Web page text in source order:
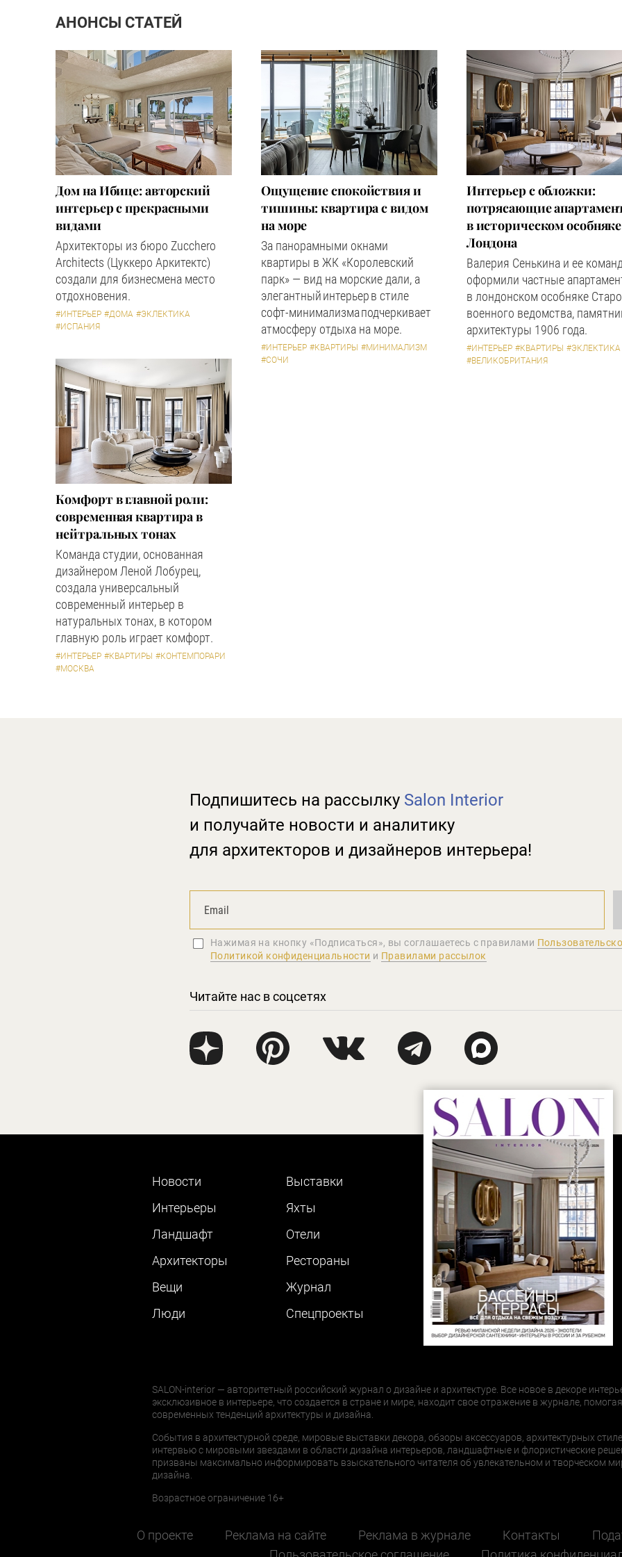
АНОНСЫ СТАТЕЙ
Дом на Ибице: авторский
интерьер с прекрасными
видами
Архитекторы из бюро Zucchero
Architects (Цуккеро Аркитектс)
создали для бизнесмена место
отдохновения.
#ИНТЕРЬЕР #ДОМА #ЭКЛЕКТИКА
#ИСПАНИЯ
Ощущение спокойствия и
тишины: квартира с видом
на море
За панорамными окнами
квартиры в ЖК «Королевский
парк» — вид на морские дали, а
элегантный интерьер в стиле
софт-минимализма подчеркивает
атмосферу отдыха на море.
#ИНТЕРЬЕР #КВАРТИРЫ #МИНИМАЛИЗМ
#СОЧИ
Интерьер с обложки:
потрясающие
в историческом особняке
Лондона
Валерия Сенькина и ее
оформили частные
в лондонском особняке
военного ведомства,
архитектуры 1906 года.
#ИНТЕРЬЕР #КВАРТИРЫ #ЭКЛЕКТИКА
#ВЕЛИКОБРИТАНИЯ
Комфорт в главной роли:
современная квартира в
нейтральных тонах
Команда студии, основанная
дизайнером Леной Лобурец,
создала универсальный
современный интерьер в
натуральных тонах, в котором
главную роль играет комфорт.
#ИНТЕРЬЕР #КВАРТИРЫ #КОНТЕМПОРАРИ
#МОСКВА
Подпишитесь на рассылку Salon Interior
и получайте новости и аналитику
для архитекторов и дизайнеров интерьера!
Нажимая на кнопку «Подписаться», вы соглашаетеcь с правилами
Политикой конфиденциальности и Правилами рассылок
Читайте нас в соцсетях
Новости
Интерьеры
Ландшафт
Архитекторы
Вещи
Люди
Выставки
Яхты
Отели
Рестораны
Журнал
Cпецпроекты
SALON-interior — авторитетный российский журнал о дизайне и архитектуре. Все новое в декоре
эксклюзивное в интерьере, что создается в стране и мире, находит свое отражение в журнале,
современных тенденций архитектуры и дизайна.
События в архитектурной среде, мировые выставки декора, обзоры аксессуаров, архитектурных
интервью с мировыми звездами в области дизайна интерьеров, ландшафтные и флористические
призваны максимально информировать взыскательного читателя об увлекательном и творческом
дизайна.
Возрастное ограничение 16+
О проекте Реклама на сайте Реклама в журнале Контакты